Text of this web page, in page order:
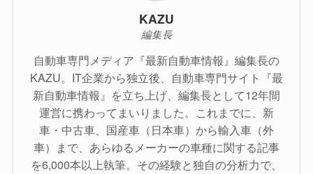
KAZU
編集長
自動車専門メディア『最新自動車情報』編集長の
KAZU。IT企業から独立後、自動車専門サイト『最
新自動車情報』を立ち上げ、編集長として12年間
運営に携わってまいりました。これまでに、新
車・中古車、国産車（日本車）から輸入車（外
車）まで、あらゆるメーカーの車種に関する記事
を6,000本以上執筆。その経験と独自の分析力で、